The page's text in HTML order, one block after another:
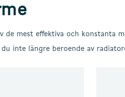
de mest effektiva och konstanta
du inte längre beroende av